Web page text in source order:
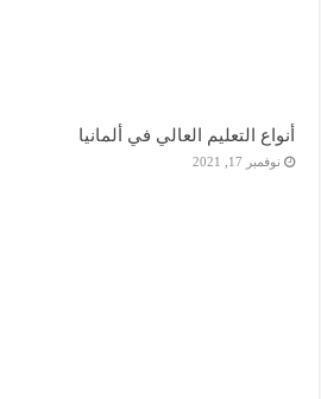
أنواع التعليم العالي في ألمانيا
نوفمبر 17, 2021